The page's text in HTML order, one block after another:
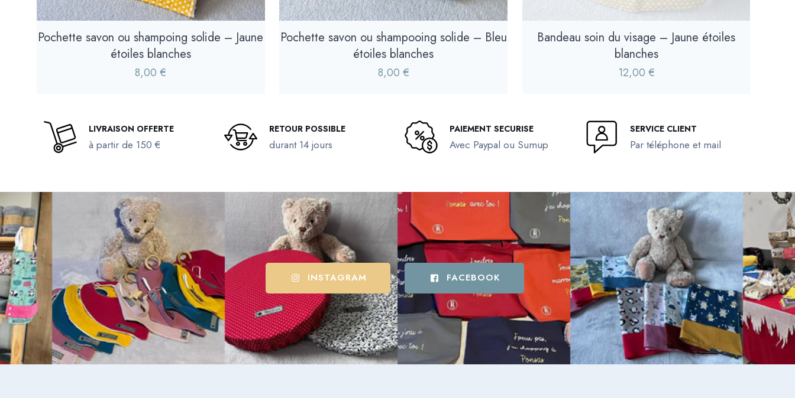
Pochette savon ou shampoing solide – Jaune
étoiles blanches
8,00€
Pochette savon ou shampooing solide – Bleu
étoiles blanches
8,00 €
Bandeau soin du visage – Jaune étoiles
blanches
12,00 €
LIVRAISON OFFERTE
à partir de 150 €
RETOUR POSSIBLE
durant 14 jours
PAIEMENT SECURISE
Avec Paypal ou Sumup
SERVICE CLIENT
Par téléphone et mail
INSTAGRAM FACEBOOK